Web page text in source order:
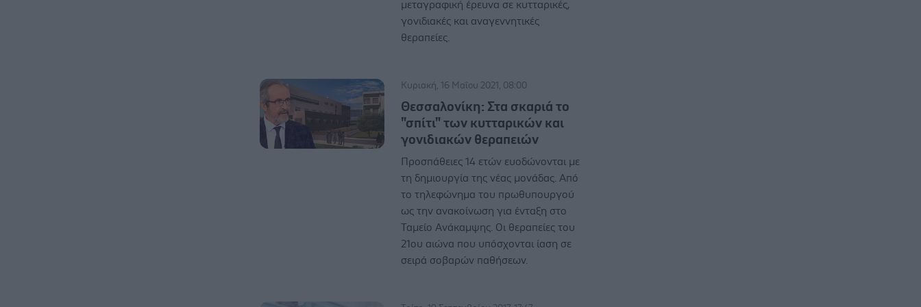
μεταγραφική έρευνα σε κυτταρικές,
γονιδιακές και αναγεννητικές
θεραπείες.
Κυριακή, 16 Μαΐου 2021, 08:00
Θεσσαλονίκη: Στα σκαριά το
"σπίτι" των κυτταρικών και
γονιδιακών θεραπειών
Προσπάθειες 14 ετών ευοδώνονται με
τη δημιουργία της νέας μονάδας. Από
το τηλεφώνημα του πρωθυπουργού
ως την ανακοίνωση για ένταξη στο
Ταμείο Ανάκαμψης. Οι θεραπείες του
21ου αιώνα που υπόσχονται ίαση σε
σειρά σοβαρών παθήσεων.